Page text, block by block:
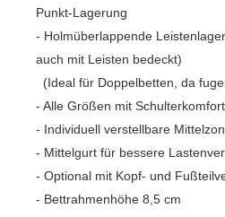
Punkt-Lagerung
- Holmüberlappende
auch mit Leisten bedeckt)
(Ideal für Doppelbetten, da
- Alle Größen mit
- Individuell verstellbare
- Mittelgurt für bessere
- Optional mit Kopf- und
- Bettrahmenhöhe 8,5 cm